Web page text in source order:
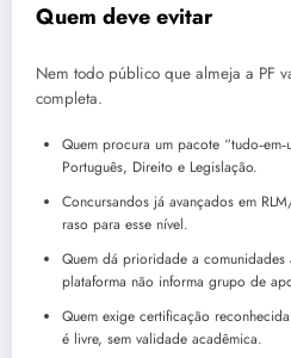
Quem deve evitar
Nem todo público que almeja a PF
completa.
Quem procura um pacote
Português, Direito e Legislação.
Concursandos já avançados em
raso para esse nível.
Quem dá prioridade a
plataforma não informa grupo de
Quem exige certificação
é livre, sem validade acadêmica.